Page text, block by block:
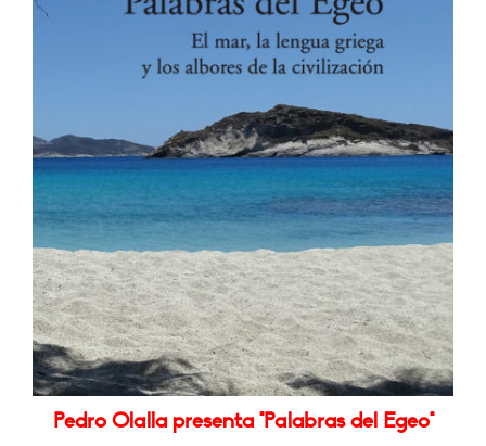
Pedro Olalla presenta "Palabras del Egeo"